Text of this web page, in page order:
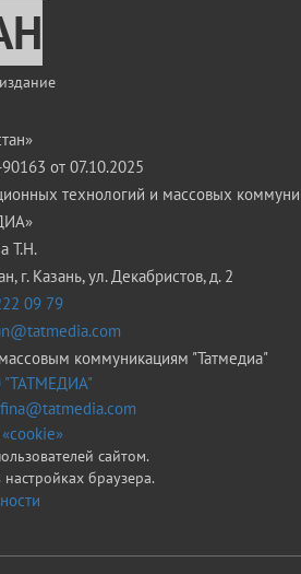
от 07.10.2025
технологий и массовых
Т.Н.
г. Казань, ул. Декабристов, д. 2
09 79
коммуникациям "Татмедиа"
"ТАТМЕДИА"
сайтом.
браузера.